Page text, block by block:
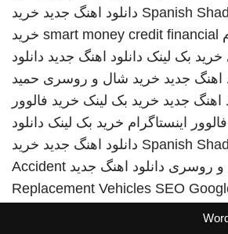
Spanish دانلود اهنگ جدید خرید
smart money credit financial خرید
خرید بک لینک دانلود اهنگ جدید دانلود
اهنگ جدید خرید شال و روسری حمید
اهنگ جدید خرید بک لینک خرید فالوور
اینستاگرام خرید بک لینک دانلود
Spanish دانلود اهنگ جدید خرید
و روسری دانلود اهنگ جدید Accident
Replacement Vehicles SEO